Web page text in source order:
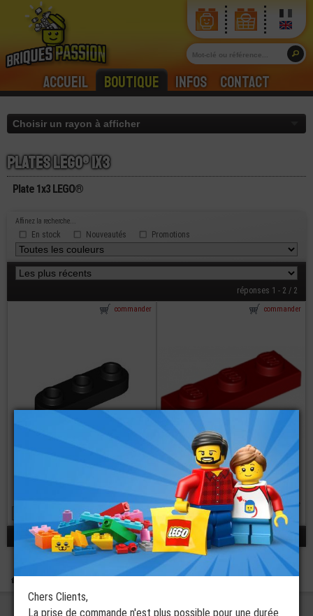
Accueil Boutique Infos Contact
Plates lego® 1x3
Plate 1x3 LEGO®
Affinez la recherche...
En stock Nouveautés Promotions
réponses 1 - 2 / 2
LEGO® Plate 1x3
0,40€
à partir de
commander
LEGO® Plate 1x3
0,10
à partir de
commander
32 coloris disponibles
réponses 1 - 2 / 2
Boutique Pièces Détachées LEGO® Plates Plates LEGO® 1x3
Chers Clients,
La prise de commande n'est plus possible pour une durée